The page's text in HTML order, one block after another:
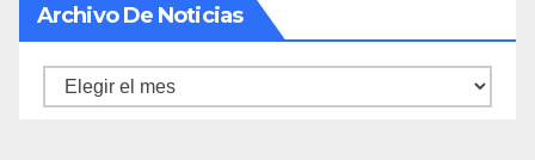
Archivo De Noticias
Archivo